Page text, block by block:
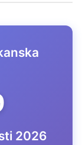
2026